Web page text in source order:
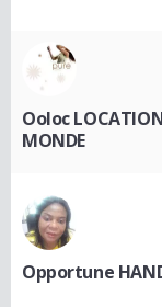
Ooloc
MONDE
Opportune